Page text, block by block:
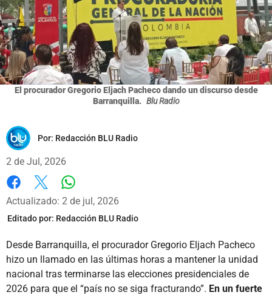
El procurador Gregorio Eljach Pacheco dando un discurso desde
Barranquilla. Blu Radio
Por: Redacción BLU Radio
2 de Jul, 2026
Facebook
X
Actualizado: 2 de jul, 2026
Editado por: Redacción BLU Radio
Desde Barranquilla, el procurador Gregorio Eljach Pacheco
hizo un llamado en las últimas horas a mantener la unidad
nacional tras terminarse las elecciones presidenciales de
2026 para que el “país no se siga fracturando”. En un fuerte